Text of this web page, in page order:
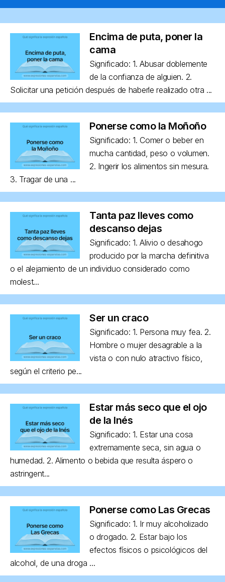
Encima de puta, poner la
cama
Significado: 1. Abusar doblemente
de la confianza de alguien. 2.
Solicitar una petición después de haberle realizado otra ...
Ponerse como la Moñoño
Significado: 1. Comer o beber en
mucha cantidad, peso o volumen.
2. Ingerir los alimentos sin mesura.
3. Tragar de una ...
Tanta paz lleves como
descanso dejas
Significado: 1. Alivio o desahogo
producido por la marcha definitiva
o el alejamiento de un individuo considerado como
molest...
Ser un craco
Significado: 1. Persona muy fea. 2.
Hombre o mujer desagrable a la
vista o con nulo atractivo físico,
según el criterio pe...
Estar más seco que el ojo
de la Inés
Significado: 1. Estar una cosa
extremamente seca, sin agua o
humedad. 2. Alimento o bebida que resulta áspero o
astringent...
Ponerse como Las Grecas
Significado: 1. Ir muy alcoholizado
o drogado. 2. Estar bajo los
efectos físicos o psicológicos del
alcohol, de una droga ...